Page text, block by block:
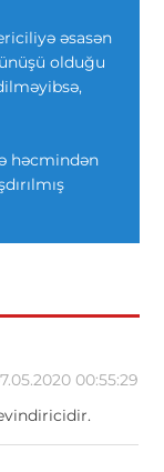
əsasən
olduğu
həcmindən
00:55:29